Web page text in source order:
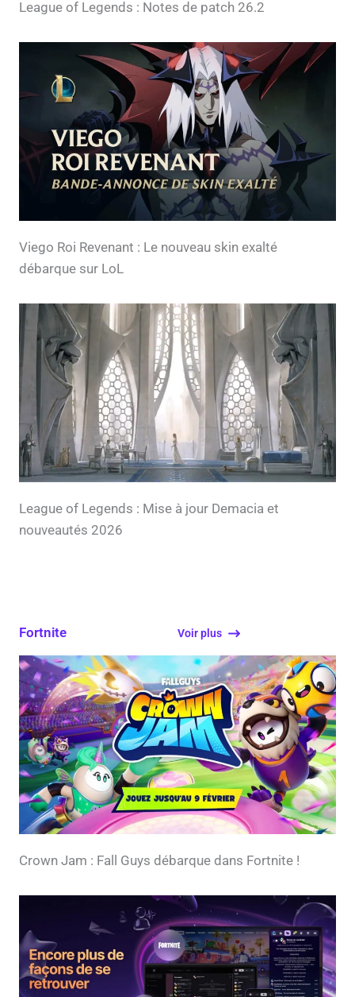
League of Legends : Notes de patch 26.2
Viego Roi Revenant : Le nouveau skin exalté
débarque sur LoL
League of Legends : Mise à jour Demacia et
nouveautés 2026
Fortnite Voir plus
Crown Jam : Fall Guys débarque dans Fortnite !